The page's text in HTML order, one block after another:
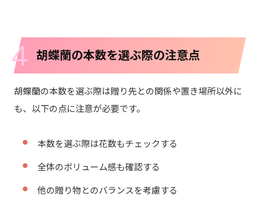
4 胡蝶蘭の本数を選ぶ際の注意点
胡蝶蘭の本数を選ぶ際は贈り先との関係や置き場所以外に
も、以下の点に注意が必要です。
本数を選ぶ際は花数もチェックする
全体のボリューム感も確認する
他の贈り物とのバランスを考慮する